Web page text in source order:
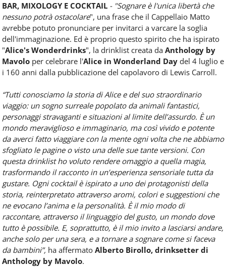
BAR, MIXOLOGY E COCKTAIL - "Sognare è l'unica libertà che
nessuno potrà ostacolare", una frase che il Cappellaio Matto
avrebbe potuto pronunciare per invitarci a varcare la soglia
dell'immaginazione. Ed è proprio questo spirito che ha ispirato
"Alice's Wonderdrinks", la drinklist creata da Anthology by
Mavolo per celebrare l'Alice in Wonderland Day del 4 luglio e
i 160 anni dalla pubblicazione del capolavoro di Lewis Carroll.
“Tutti conosciamo la storia di Alice e del suo straordinario
viaggio: un sogno surreale popolato da animali fantastici,
personaggi stravaganti e situazioni al limite dell’assurdo. È un
mondo meraviglioso e immaginario, ma così vivido e potente
da averci fatto viaggiare con la mente ogni volta che ne abbiamo
sfogliato le pagine o visto una delle sue tante versioni. Con
questa drinklist ho voluto rendere omaggio a quella magia,
trasformando il racconto in un’esperienza sensoriale tutta da
gustare. Ogni cocktail è ispirato a uno dei protagonisti della
storia, reinterpretato attraverso aromi, colori e suggestioni che
ne evocano l’anima e la personalità. È il mio modo di
raccontare, attraverso il linguaggio del gusto, un mondo dove
tutto è possibile. E, soprattutto, è il mio invito a lasciarsi andare,
anche solo per una sera, e a tornare a sognare come si faceva
da bambini”, ha affermato Alberto Birollo, drinksetter di
Anthology by Mavolo.